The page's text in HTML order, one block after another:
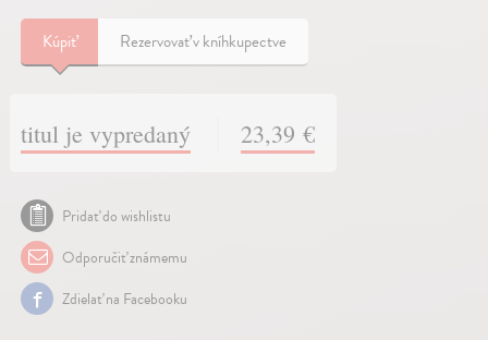
Kúpiť Rezervovať v kníhkupectve
titul je vypredaný 23,39 €
Pridať do wishlistu
Odporučiť známemu
Zdielať na Facebooku